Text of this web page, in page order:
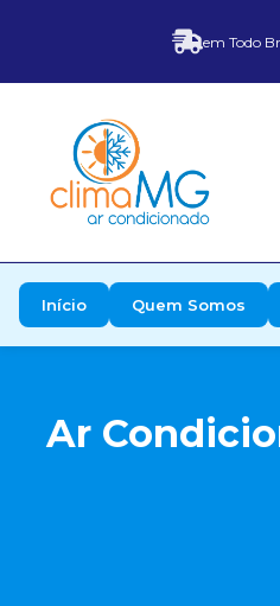
em Todo
Início Quem Somos
Ar